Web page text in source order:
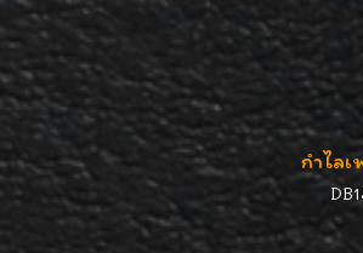
กำไลเ